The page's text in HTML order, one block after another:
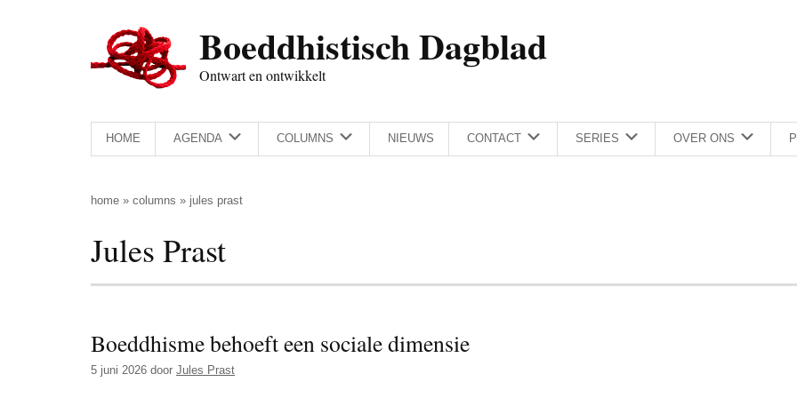
Boeddhistisch Dagblad
Ontwart en ontwikkelt
HOME AGENDA COLUMNS NIEUWS CONTACT SERIES OVER ONS
home » columns » jules prast
Jules Prast
Boeddhisme behoeft een sociale dimensie
5 juni 2026 door Jules Prast